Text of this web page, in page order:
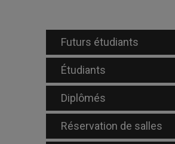
Futurs étudiants
Étudiants
Diplômés
Réservation de salles